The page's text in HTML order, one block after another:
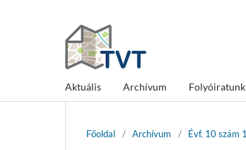
Aktuális Archívum Folyóiratunk
Főoldal / Archívum / Évf. 10 szám